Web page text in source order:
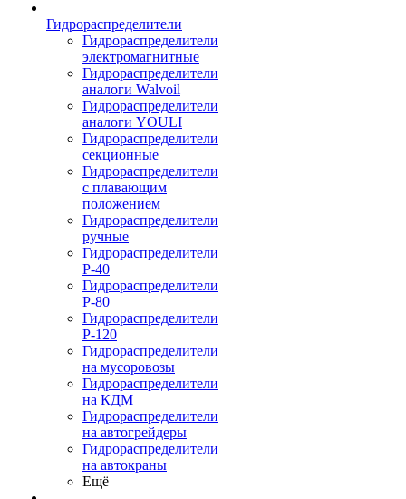
Гидрораспределители
Гидрораспределители
электромагнитные
Гидрораспределители
аналоги Walvoil
Гидрораспределители
аналоги YOULI
Гидрораспределители
секционные
Гидрораспределители
с плавающим
положением
Гидрораспределители
ручные
Гидрораспределители
Р-40
Гидрораспределители
Р-80
Гидрораспределители
Р-120
Гидрораспределители
на мусоровозы
Гидрораспределители
на КДМ
Гидрораспределители
на автогрейдеры
Гидрораспределители
на автокраны
Ещё